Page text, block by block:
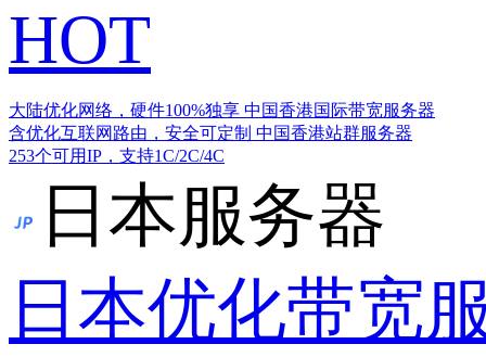
HOT
大陆优化网络，硬件100%独享 中国香港国际带宽服务器
含优化互联网路由，安全可定制 中国香港站群服务器
253个可用IP，支持1C/2C/4C
日本服务器
日本优化带宽